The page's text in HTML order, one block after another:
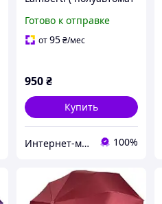
Готово к отправке
от95 ₴/мес
950 ₴
Купить
Интернет-магазин зонтов. Зонты Zest. Зонты Trust. Зонты Doppler. Зонты Pierre Cardin. 100%